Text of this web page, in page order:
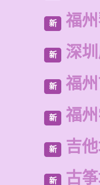
新 福
新 深
新 福
新 福
新 吉
新 古